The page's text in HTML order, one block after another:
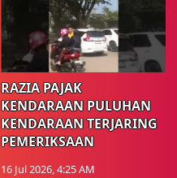
RAZIA PAJAK
KENDARAAN PULUHAN
KENDARAAN TERJARING
PEMERIKSAAN
16 Jul 2026, 4:25 AM